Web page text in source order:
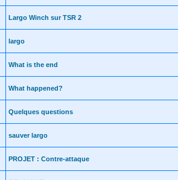
Largo Winch sur TSR 2
largo
What is the end
What happened?
Quelques questions
sauver largo
PROJET : Contre-attaque